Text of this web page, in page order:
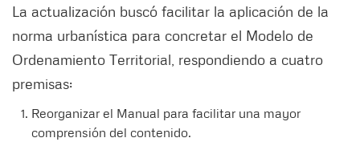
La actualización buscó facilitar la aplicación de la
norma urbanística para concretar el Modelo de
Ordenamiento Territorial, respondiendo a cuatro
premisas:
⁠Reorganizar el Manual para facilitar una mayor
comprensión del contenido.